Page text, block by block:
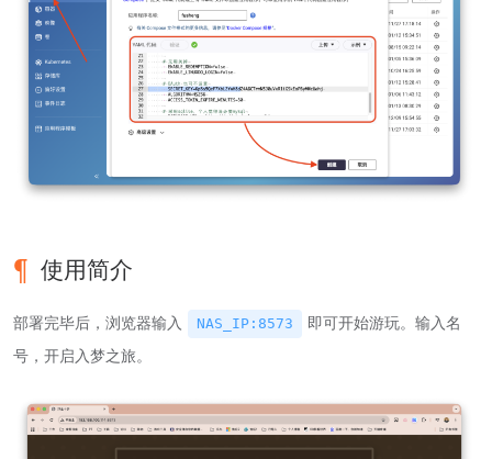
使用简介
部署完毕后，浏览器输入 NAS_IP:8573
即可开始游玩。输入名
号，开启入梦之旅。